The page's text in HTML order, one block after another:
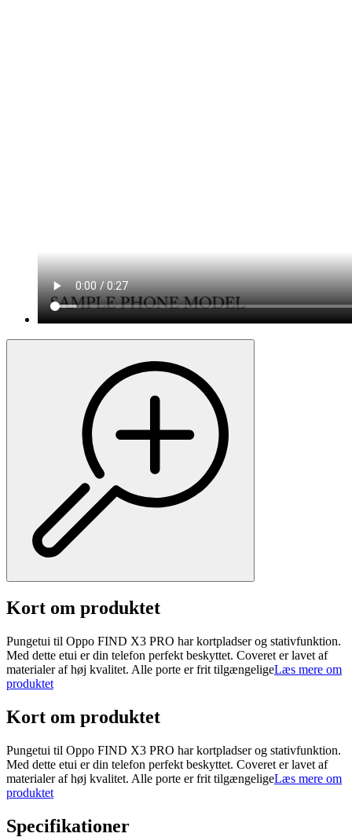
Kort om produktet
Pungetui til Oppo FIND X3 PRO har kortpladser og stativfunktion.
Med dette etui er din telefon perfekt beskyttet. Coveret er lavet af
materialer af høj kvalitet. Alle porte er frit tilgængeligeLæs mere om
produktet
Kort om produktet
Pungetui til Oppo FIND X3 PRO har kortpladser og stativfunktion.
Med dette etui er din telefon perfekt beskyttet. Coveret er lavet af
materialer af høj kvalitet. Alle porte er frit tilgængeligeLæs mere om
produktet
Specifikationer